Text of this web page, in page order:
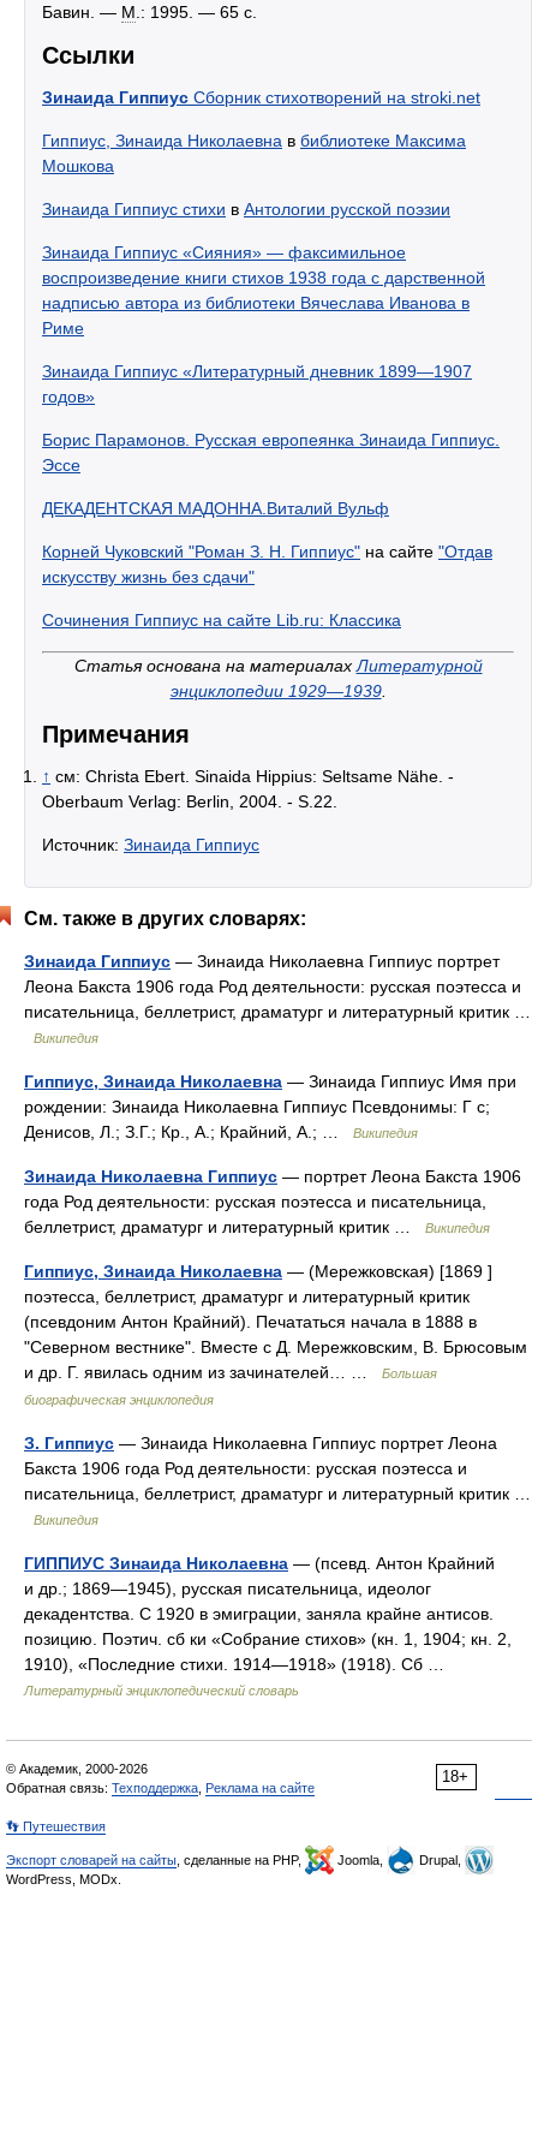
Бавин. — М .: 1995. — 65 с.
Ссылки
Зинаида Гиппиус Сборник стихотворений на stroki.net
Гиппиус, Зинаида Николаевна в библиотеке Максима
Мошкова
Зинаида Гиппиус стихи в Антологии русской поэзии
Зинаида Гиппиус «Сияния» — факсимильное
воспроизведение книги стихов 1938 года с дарственной
надписью автора из библиотеки Вячеслава Иванова в
Риме
Зинаида Гиппиус «Литературный дневник 1899—1907
годов»
Борис Парамонов. Русская европеянка Зинаида Гиппиус.
Эссе
ДЕКАДЕНТСКАЯ МАДОННА.Виталий Вульф
Корней Чуковский "Роман З. Н. Гиппиус" на сайте "Отдав
искусству жизнь без сдачи"
Сочинения Гиппиус на сайте Lib.ru: Классика
Статья основана на материалах Литературной
энциклопедии 1929—1939.
Примечания
↑ см: Christa Ebert. Sinaida Hippius: Seltsame Nähe. -
Oberbaum Verlag: Berlin, 2004. - S.22.
Источник: Зинаида Гиппиус
См. также в других словарях:
Зинаида Гиппиус — Зинаида Николаевна Гиппиус портрет
Леона Бакста 1906 года Род деятельности: русская поэтесса и
писательница, беллетрист, драматург и литературный критик …
Википедия
Гиппиус, Зинаида Николаевна — Зинаида Гиппиус Имя при
рождении: Зинаида Николаевна Гиппиус Псевдонимы: Г с;
Денисов, Л.; З.Г.; Кр., А.; Крайний, А.; …
Википедия
Зинаида Николаевна Гиппиус — портрет Леона Бакста 1906
года Род деятельности: русская поэтесса и писательница,
беллетрист, драматург и литературный критик …
Википедия
Гиппиус, Зинаида Николаевна — (Мережковская) [1869 ]
поэтесса, беллетрист, драматург и литературный критик
(псевдоним Антон Крайний). Печататься начала в 1888 в
"Северном вестнике". Вместе с Д. Мережковским, В. Брюсовым
и др. Г. явилась одним из зачинателей… …
Большая
биографическая энциклопедия
З. Гиппиус — Зинаида Николаевна Гиппиус портрет Леона
Бакста 1906 года Род деятельности: русская поэтесса и
писательница, беллетрист, драматург и литературный критик …
Википедия
ГИППИУС Зинаида Николаевна — (псевд. Антон Крайний
и др.; 1869—1945), русская писательница, идеолог
декадентства. С 1920 в эмиграции, заняла крайне антисов.
позицию. Поэтич. сб ки «Собрание стихов» (кн. 1, 1904; кн. 2,
1910), «Последние стихи. 1914—1918» (1918). Сб …
Литературный энциклопедический словарь
18+
© Академик, 2000-2026
Обратная связь: Техподдержка Реклама на сайте
👣 Путешествия
Экспорт словарей на сайты , сделанные на PHP, Joomla,
Drupal,
WordPress, MODx.